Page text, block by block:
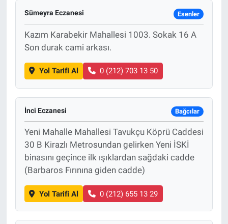
Sümeyra Eczanesi Esenler
Kazım Karabekir Mahallesi 1003. Sokak 16 A
Son durak cami arkası.
Yol Tarifi Al 0 (212) 703 13 50
İnci Eczanesi Bağcılar
Yeni Mahalle Mahallesi Tavukçu Köprü Caddesi
30 B Kirazlı Metrosundan gelirken Yeni İSKİ
binasını geçince ilk ışıklardan sağdaki cadde
(Barbaros Fırınına giden cadde)
Yol Tarifi Al 0 (212) 655 13 29